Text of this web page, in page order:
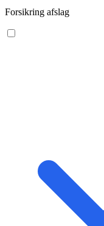
Forsikring afslag